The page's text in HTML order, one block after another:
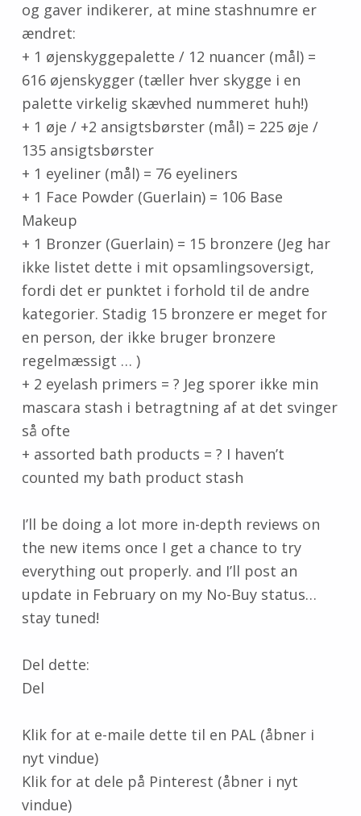
og gaver indikerer, at mine stashnumre er
ændret:
+ 1 øjenskyggepalette / 12 nuancer (mål) =
616 øjenskygger (tæller hver skygge i en
palette virkelig skævhed nummeret huh!)
+ 1 øje ​​/ +2 ansigtsbørster (mål) = 225 øje /
135 ansigtsbørster
+ 1 eyeliner (mål) = 76 eyeliners
+ 1 Face Powder (Guerlain) = 106 Base
Makeup
+ 1 Bronzer (Guerlain) = 15 bronzere (Jeg har
ikke listet dette i mit opsamlingsoversigt,
fordi det er punktet i forhold til de andre
kategorier. Stadig 15 bronzere er meget for
en person, der ikke bruger bronzere
regelmæssigt … )
+ 2 eyelash primers = ? Jeg sporer ikke min
mascara stash i betragtning af at det svinger
så ofte
+ assorted bath products = ? I haven’t
counted my bath product stash
I’ll be doing a lot more in-depth reviews on
the new items once I get a chance to try
everything out properly. and I’ll post an
update in February on my No-Buy status…
stay tuned!
Del dette:
Del
Klik for at e-maile dette til en PAL (åbner i
nyt vindue)
Klik for at dele på Pinterest (åbner i nyt
vindue)